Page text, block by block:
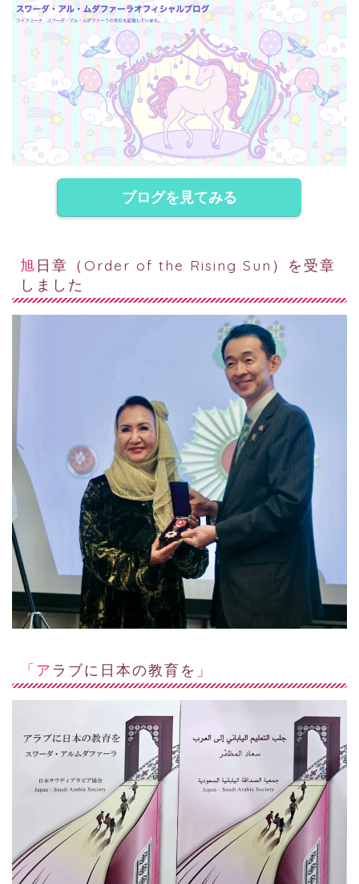
ブログを見てみる
旭日章（Order of the Rising Sun）を受章
しました
「アラブに日本の教育を」